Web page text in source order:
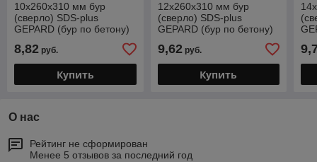
10х260х310 мм бур
(сверло) SDS-plus
GEPARD (бур по бетону)
8,82 руб.
Купить
12х260х310 мм бур
(сверло) SDS-plus
GEPARD (бур по бетону)
9,62руб.
Купить
О нас
Рейтинг не сформирован
Менее 5 отзывов за последний год